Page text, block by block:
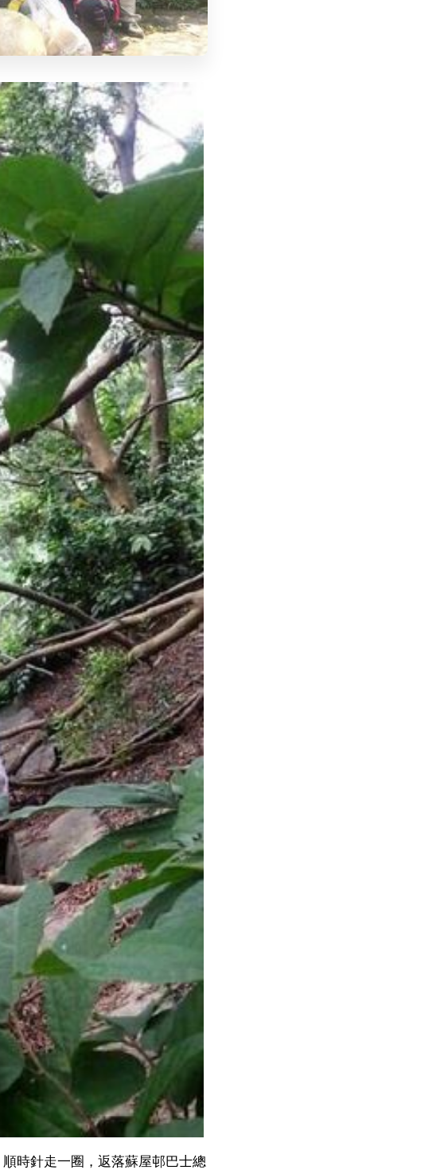
時針走一圈，返落蘇屋邨巴士總